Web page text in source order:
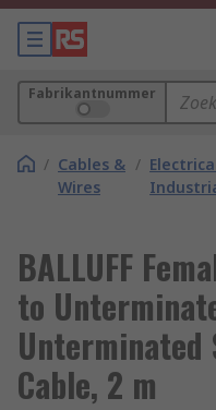
Fabrikantnummer
/ Cables &
Wires
/
BALLUFF
to
Unterminated
Cable, 2 m